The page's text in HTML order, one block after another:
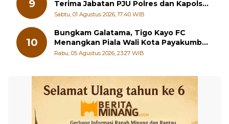
9
Terima Jabatan PJU Polres dan Kapolsek
Sungai Beremas
Sabtu, 01 Agustus 2026, 17:40 WIB
10
Bungkam Galatama, Tigo Kayo FC
Menangkan Piala Wali Kota Payakumbuh
Cup 2026
Rabu, 05 Agustus 2026, 23:27 WIB